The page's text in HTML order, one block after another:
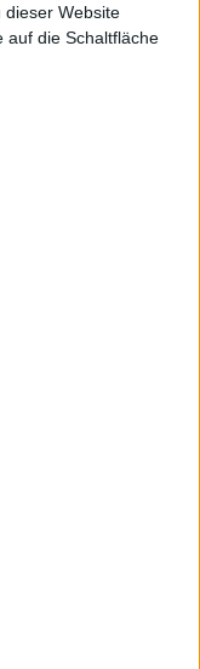
dieser Website
auf die Schaltfläche